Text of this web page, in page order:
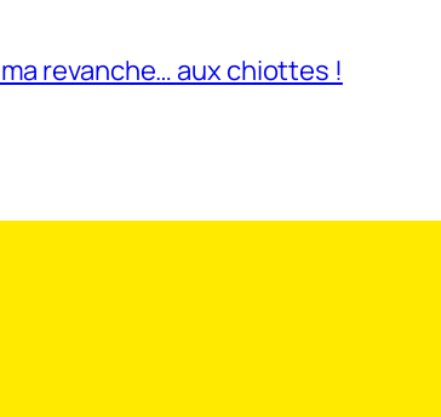
revanche… aux chiottes !